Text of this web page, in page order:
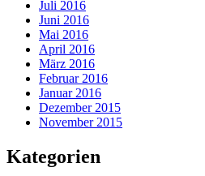
Juli 2016
Juni 2016
Mai 2016
April 2016
März 2016
Februar 2016
Januar 2016
Dezember 2015
November 2015
Kategorien